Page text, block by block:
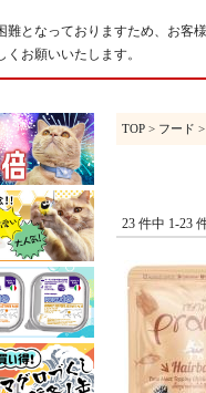
となっておりますため、お客
お願いいたします。
TOP > フード >
23 件中 1-23